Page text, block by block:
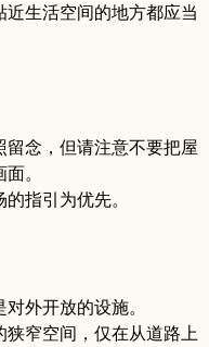
生活空间的地方都应当
念，但请注意不要把屋
。
指引为优先。
外开放的设施。
窄空间，仅在从道路上